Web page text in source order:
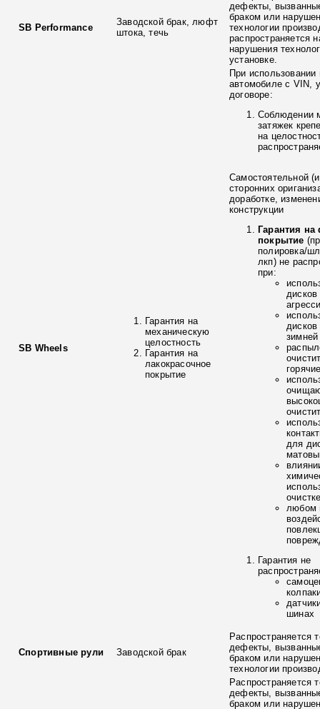
SB Performance
Заводской брак, люфт
штока, течь
дефекты,
браком или
технологии
распространяется
нарушения
установке.
SB Wheels
Гарантия на
механическую
целостность
Гарантия на
лакокрасочное
покрытие
При использовании
автомобиле с VIN,
договоре:
Соблюдении
затяжек
на
Самостоятельной
сторонних
доработке,
конструкции
Гарантия
покрытие
полировка/
лкп) не
при:
зимней
для
любом
Гарантия не
шинах
Спортивные рули Заводской брак
Распространяется
дефекты,
браком или
технологии
Распространяется
дефекты,
браком или